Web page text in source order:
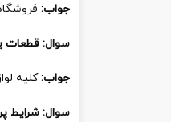
جواب:
سوال: قطعات
جواب:کلیه
سوال: شرایط